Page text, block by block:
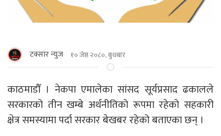
टक्सार न्युज १० जेष्ठ २०८०, बुधबार
काठमाडौँ । नेकपा एमालेका सांसद सूर्यप्रसाद ढकालले
सरकारको तीन खम्बे अर्थनीतिको रूपमा रहेको सहकारी
क्षेत्र समस्यामा पर्दा सरकार बेखबर रहेको बताएका छन् ।